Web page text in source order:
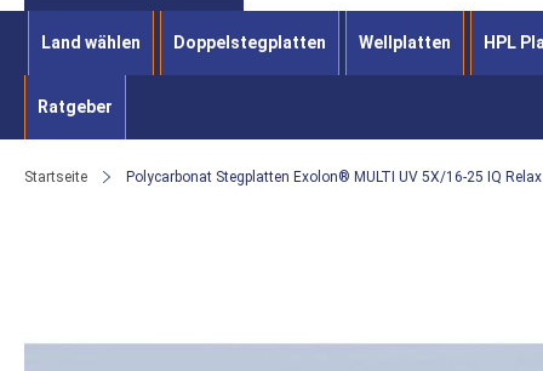
Land wählen Doppelstegplatten Wellplatten HPL
Ratgeber
Startseite Polycarbonat Stegplatten Exolon® MULTI UV 5X/16-25 IQ
Bildergalerie